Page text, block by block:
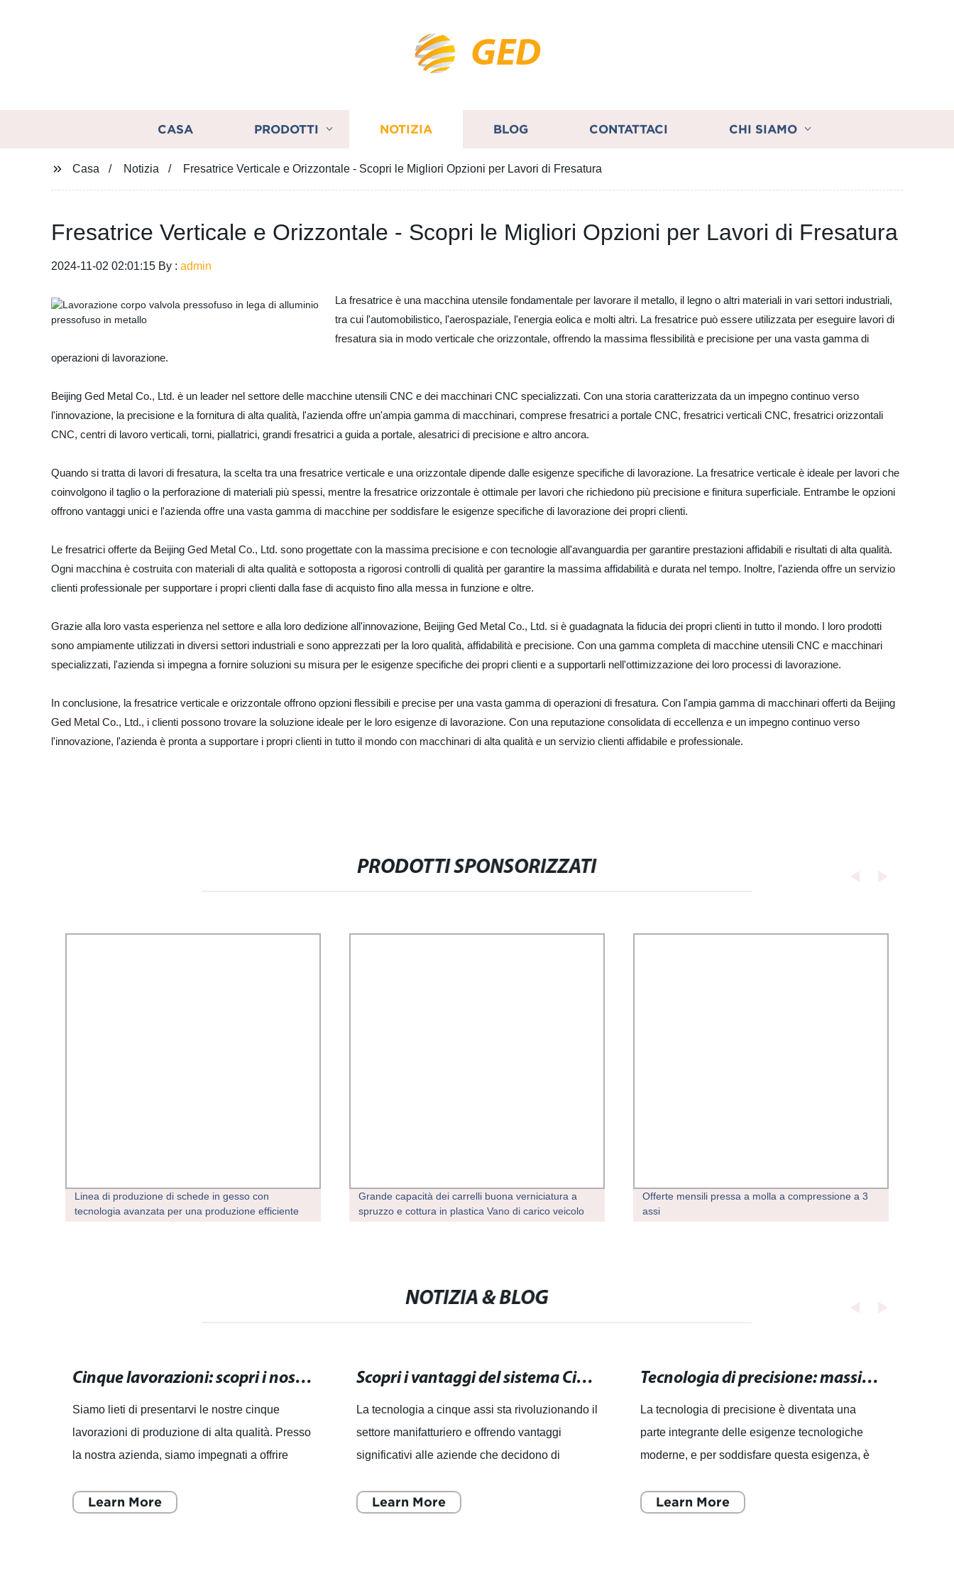
GED
CASA PRODOTTI NOTIZIA BLOG CONTATTACI CHI SIAMO
Casa Notizia Fresatrice Verticale e Orizzontale - Scopri le Migliori Opzioni per Lavori di Fresatura
Fresatrice Verticale e Orizzontale - Scopri le Migliori Opzioni per Lavori di Fresatura
2024-11-02 02:01:15 By : admin
La fresatrice è una macchina utensile fondamentale per lavorare il metallo, il legno o altri materiali in vari settori industriali,
tra cui l'automobilistico, l'aerospaziale, l'energia eolica e molti altri. La fresatrice può essere utilizzata per eseguire lavori di
fresatura sia in modo verticale che orizzontale, offrendo la massima flessibilità e precisione per una vasta gamma di
operazioni di lavorazione.
Beijing Ged Metal Co., Ltd. è un leader nel settore delle macchine utensili CNC e dei macchinari CNC specializzati. Con una storia caratterizzata da un impegno continuo verso
l'innovazione, la precisione e la fornitura di alta qualità, l'azienda offre un'ampia gamma di macchinari, comprese fresatrici a portale CNC, fresatrici verticali CNC, fresatrici orizzontali
CNC, centri di lavoro verticali, torni, piallatrici, grandi fresatrici a guida a portale, alesatrici di precisione e altro ancora.
Quando si tratta di lavori di fresatura, la scelta tra una fresatrice verticale e una orizzontale dipende dalle esigenze specifiche di lavorazione. La fresatrice verticale è ideale per lavori che
coinvolgono il taglio o la perforazione di materiali più spessi, mentre la fresatrice orizzontale è ottimale per lavori che richiedono più precisione e finitura superficiale. Entrambe le opzioni
offrono vantaggi unici e l'azienda offre una vasta gamma di macchine per soddisfare le esigenze specifiche di lavorazione dei propri clienti.
Le fresatrici offerte da Beijing Ged Metal Co., Ltd. sono progettate con la massima precisione e con tecnologie all'avanguardia per garantire prestazioni affidabili e risultati di alta qualità.
Ogni macchina è costruita con materiali di alta qualità e sottoposta a rigorosi controlli di qualità per garantire la massima affidabilità e durata nel tempo. Inoltre, l'azienda offre un servizio
clienti professionale per supportare i propri clienti dalla fase di acquisto fino alla messa in funzione e oltre.
Grazie alla loro vasta esperienza nel settore e alla loro dedizione all'innovazione, Beijing Ged Metal Co., Ltd. si è guadagnata la fiducia dei propri clienti in tutto il mondo. I loro prodotti
sono ampiamente utilizzati in diversi settori industriali e sono apprezzati per la loro qualità, affidabilità e precisione. Con una gamma completa di macchine utensili CNC e macchinari
specializzati, l'azienda si impegna a fornire soluzioni su misura per le esigenze specifiche dei propri clienti e a supportarli nell'ottimizzazione dei loro processi di lavorazione.
In conclusione, la fresatrice verticale e orizzontale offrono opzioni flessibili e precise per una vasta gamma di operazioni di fresatura. Con l'ampia gamma di macchinari offerti da Beijing
Ged Metal Co., Ltd., i clienti possono trovare la soluzione ideale per le loro esigenze di lavorazione. Con una reputazione consolidata di eccellenza e un impegno continuo verso
l'innovazione, l'azienda è pronta a supportare i propri clienti in tutto il mondo con macchinari di alta qualità e un servizio clienti affidabile e professionale.
PRODOTTI SPONSORIZZATI
Linea di produzione di schede in gesso con
tecnologia avanzata per una produzione efficiente
Grande capacità dei carrelli buona verniciatura a
spruzzo e cottura in plastica Vano di carico veicolo
Offerte mensili pressa a molla a compressione a 3
assi
NOTIZIA & BLOG
Cinque lavorazioni: scopri i nostri processi di produzione di alta qualità
Siamo lieti di presentarvi le nostre cinque
lavorazioni di produzione di alta qualità. Presso
la nostra azienda, siamo impegnati a offrire
specializzate che rappres
Learn More
Scopri i vantaggi del sistema Cinque assi per la tua azienda
La tecnologia a cinque assi sta rivoluzionando il
settore manifatturiero e offrendo vantaggi
significativi alle aziende che decidono di
complessi in modo
Learn More
Tecnologia di precisione: massima precisione per le tue esigenze tecnologiche.
La tecnologia di precisione è diventata una
parte integrante delle esigenze tecnologiche
moderne, e per soddisfare questa esigenza, è
che offrano la ma
Learn More